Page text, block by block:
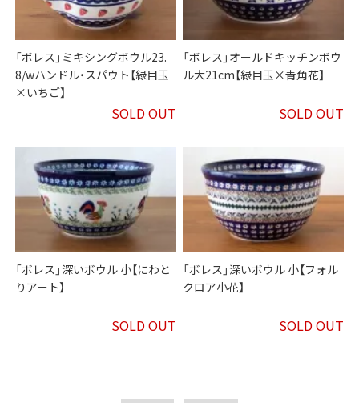
「ボレス」ミキシングボウル23.
8/wハンドル・スパウト【緑目玉
×いちご】
SOLD OUT
「ボレス」オールドキッチンボウ
ル大21cm【緑目玉×青角花】
SOLD OUT
「ボレス」深いボウル 小【にわと
りアート】
SOLD OUT
「ボレス」深いボウル 小【フォル
クロア小花】
SOLD OUT